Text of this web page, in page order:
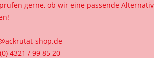
gerne, ob wir eine passende
shop.de
4321 / 99 85 20